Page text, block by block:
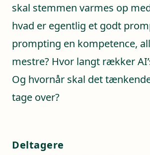
skal stemmen varmes op
hvad er egentlig et godt
prompting en kompetence,
mestre? Hvor langt rækker
Og hvornår skal det
tage over?
Deltagere